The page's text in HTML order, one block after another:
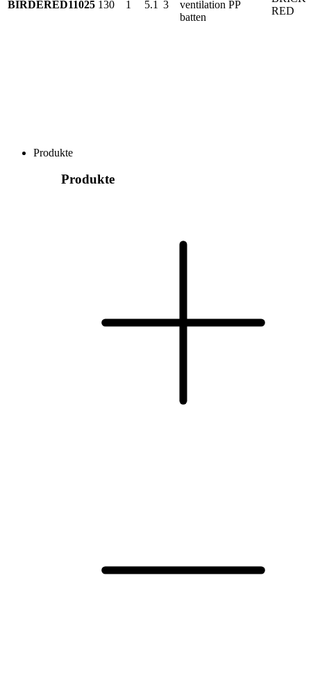
BIRDERED11025 130 1 5.1 3
ventilation
batten
PP
RED
Produkte
Produkte